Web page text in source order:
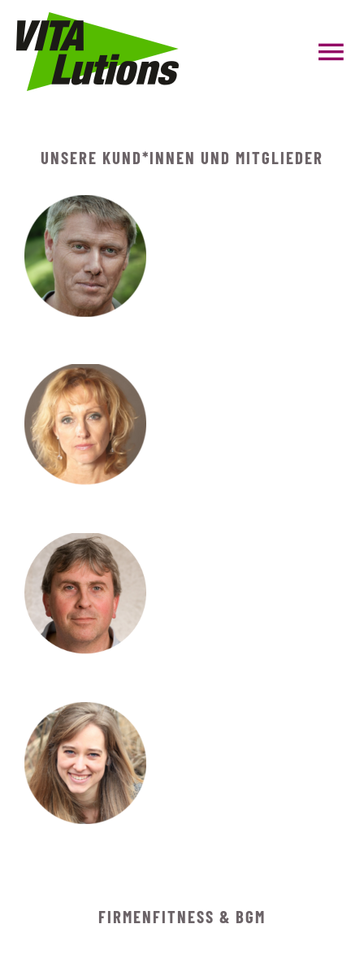
Inhalt
springen
Personal Coaching
Gruppenfitness
Präventionskurse
Blog
KONTAKT AUFNEHMEN
UNSERE KUND*INNEN UND MITGLIEDER
FIRMENFITNESS & BGM